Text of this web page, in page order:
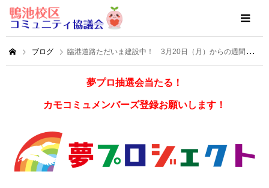
ブログ 臨港道路ただいま建設中！ 3月20日（月）からの週間工程表のお知らせです！
夢プロ抽選会当たる！
カモコミュメンバーズ登録お願いします！